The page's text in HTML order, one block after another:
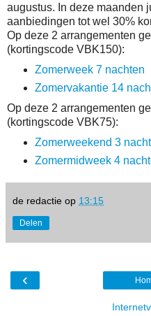
augustus. In deze maanden
aanbiedingen tot wel 30%
Op deze 2 arrangementen
(kortingscode VBK150):
Zomerweek 7 nachten
Zomervakantie 14
Op deze 2 arrangementen
(kortingscode VBK75):
Zomerweekend 3
Zomermidweek 4
de redactie op 13:15
Delen
‹